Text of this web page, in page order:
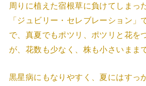
周りに植えた宿根草に負けてしまっ
「ジュビリー・セレブレーション」
で、真夏でもポツリ、ポツリと花を
が、花数も少なく、株も小さいまま
黒星病にもなりやすく、夏にはすっ